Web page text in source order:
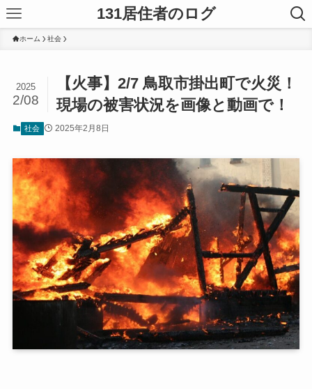
131居住者のログ
ホーム 社会
【火事】2/7 鳥取市掛出町で火災！
現場の被害状況を画像と動画で！
2025
2/08
社会 2025年2月8日